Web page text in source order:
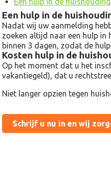
Een hulp in de
Nadat wij uw aanmelding
zoeken altijd naar een hulp in
binnen 3 dagen, zodat de
Kosten hulp in de
Op het moment dat u het
vakantiegeld), dat u
Niet langer opzien tegen
Schrijf u nu in en wij